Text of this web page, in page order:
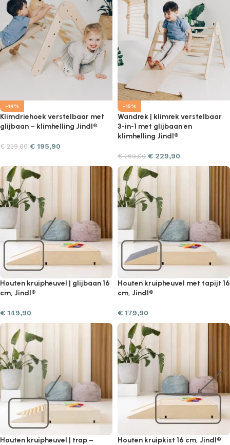
-14%
Klimdriehoek verstelbaar met
glijbaan – klimhelling Jindl®
€229,00 € 195,90
-15%
Wandrek | klimrek verstelbaar
3-in-1 met glijbaan en
klimhelling Jindl®
€269,00 € 229,90
Houten kruipheuvel | glijbaan 16
cm, Jindl®
€ 149,90
Houten kruipheuvel met tapijt 16
cm, Jindl®
€ 179,90
Houten kruipheuvel | trap –
Houten kruipkist 16 cm, Jindl®